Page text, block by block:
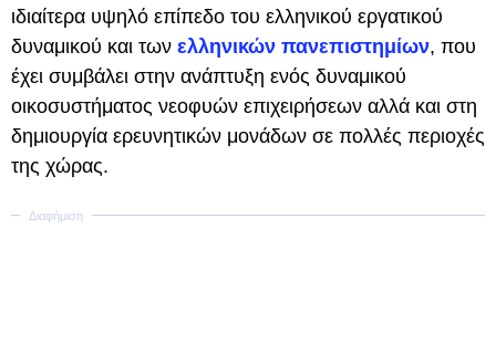
ιδιαίτερα υψηλό επίπεδο του ελληνικού εργατικού
δυναμικού και των ελληνικών πανεπιστημίων, που
έχει συμβάλει στην ανάπτυξη ενός δυναμικού
οικοσυστήματος νεοφυών επιχειρήσεων αλλά και στη
δημιουργία ερευνητικών μονάδων σε πολλές περιοχές
της χώρας.